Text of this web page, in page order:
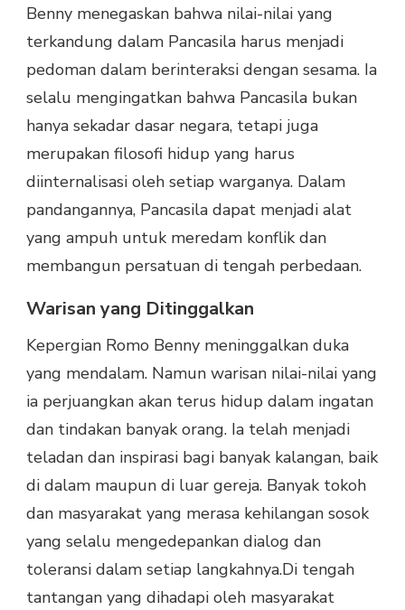
Benny menegaskan bahwa nilai-nilai yang
terkandung dalam Pancasila harus menjadi
pedoman dalam berinteraksi dengan sesama. Ia
selalu mengingatkan bahwa Pancasila bukan
hanya sekadar dasar negara, tetapi juga
merupakan filosofi hidup yang harus
diinternalisasi oleh setiap warganya. Dalam
pandangannya, Pancasila dapat menjadi alat
yang ampuh untuk meredam konflik dan
membangun persatuan di tengah perbedaan.
Warisan yang Ditinggalkan
Kepergian Romo Benny meninggalkan duka
yang mendalam. Namun warisan nilai-nilai yang
ia perjuangkan akan terus hidup dalam ingatan
dan tindakan banyak orang. Ia telah menjadi
teladan dan inspirasi bagi banyak kalangan, baik
di dalam maupun di luar gereja. Banyak tokoh
dan masyarakat yang merasa kehilangan sosok
yang selalu mengedepankan dialog dan
toleransi dalam setiap langkahnya.Di tengah
tantangan yang dihadapi oleh masyarakat